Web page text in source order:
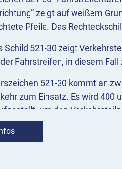
zeigt auf weißem
Pfeile. Das
Schild 521-30 zeigt
Fahrstreifen, in diesem
521-30 kommt an
zum Einsatz. Es wird 400
um den